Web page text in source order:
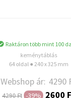
Raktáron több mint 100
keménytáblás
64 oldal ● 240 x 325 mm
Webshop ár: 4290
4290 Ft -39% 2600